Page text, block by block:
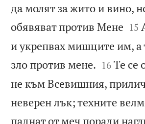
да молят за жито и вино,
обявяват против Мене 

15
и укрепвах мишците им, а
зло против мене. 

16 Те се
не към Всевишния,
неверен лък; техните
паднат от меч поради